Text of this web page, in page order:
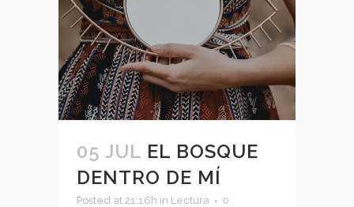
05 JUL EL BOSQUE
DENTRO DE MÍ
Posted at 21:16h in Lectura
0